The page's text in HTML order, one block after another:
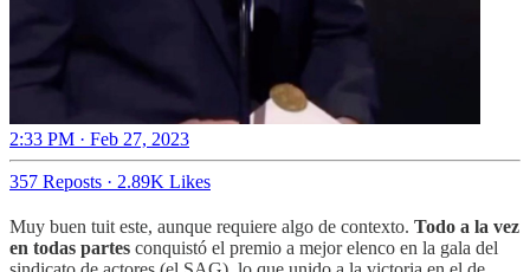
2:33 PM · Feb 27, 2023
357 Reposts · 2.89K Likes
Muy buen tuit este, aunque requiere algo de contexto. Todo a la vez
en todas partes conquistó el premio a mejor elenco en la gala del